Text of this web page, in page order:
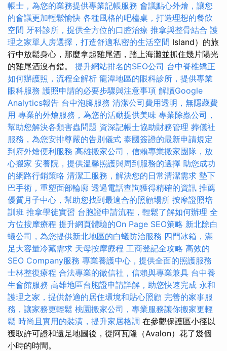
帳士，為您的業務提供專業記帳服務 會議點心外燴，讓您
的會議更加輕鬆愉快 各種風格的吧檯桌，打造理想的餐飲
空間 牙科診所，提供全方位的口腔治療 推拿與整骨結合 護
理之家單人房選擇，打造舒適私密的生活空間 Island）的旅
行中放鬆身心，那麼拿起雞尾酒，踏上海灘並抓住幾片陽光
的雞尾酒沒有錯。 提升網站排名的SEO公司 台中脊椎矯正
如何辦護照，流程全解析 龍潭地區的眼科診所，提供專業
眼科服務 護照申請的必要步驟與注意事項 解讀Google
Analytics報告 台中泡腳服務 清潔公司費用透明，無隱藏費
用 專業的外燴服務，為您的活動提供美味 專業除蟲公司，
幫助您解決各類害蟲問題 資深記帳士協助財務管理 葬儀社
服務，為您安排尊嚴的告別儀式 泰國簽證的最新申請規定
到府外燴便利服務 高雄搬家公司，信賴專業搬家團隊，放
心搬家 安養院，提供溫馨照護與周到服務的選擇 助您成功
的網路行銷策略 清潔工服務，解決您的日常清潔需求 墊下
巴手術，重塑面部輪廓 透過電話查詢獲得精確的資訊 推薦
優質月子中心，幫助您找到最適合的照顧場所 按摩證照培
訓班 推拿學徒實習 台胞證申請流程，輕鬆了解如何辦理 全
方位按摩療程 提升網頁體驗的On Page SEO策略 新北除白
蟻公司，為您提供新北地區的白蟻防治服務 四門冰箱，滿
足大容量冷藏需求 天母按摩療程 工商登記全攻略 高效的
SEO Company服務 專業養護中心，提供全面的照護服務
士林整復療程 合法專業的徵信社，信賴與專業兼具 台中養
生會館服務 高雄地區台胞證申請詳解，助您快速完成 永和
護理之家，提供舒適的居住環境和貼心照顧 完善的家事服
務，讓家務更輕鬆 桃園搬家公司，專業服務讓你搬家更輕
鬆 時尚且實用的裝潢，提升家居格調 在參觀保護區小徑以
獲取許可證和遠足地圖後，從阿瓦隆（Avalon）花了幾個
小時的時間。